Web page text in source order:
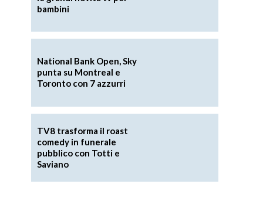
bambini
National Bank Open, Sky
punta su Montreal e
Toronto con 7 azzurri
TV8 trasforma il roast
comedy in funerale
pubblico con Totti e
Saviano